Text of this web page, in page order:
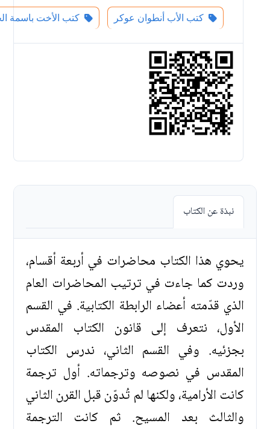
كتب الأب أنطوان عوكر كتب الأخت باسمة
نبذة عن الكتاب
يحوي هذا الكتاب محاضرات في أربعة أقسام،
وردت كما جاءت في ترتيب المحاضرات العام
الذي قدّمته أعضاء الرابطة الكتابية. في القسم
الأول، نتعرف إلى قانون الكتاب المقدس
بجزئيه. وفي القسم الثاني، ندرس الكتاب
المقدس في نصوصه وترجماته. أول ترجمة
كانت الأرامية، ولكنها لم تُدوّن قبل القرن الثاني
والثالث بعد المسيح. ثم كانت الترجمة